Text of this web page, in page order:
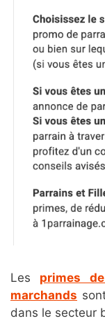
Les primes
marchands
dans le secteur